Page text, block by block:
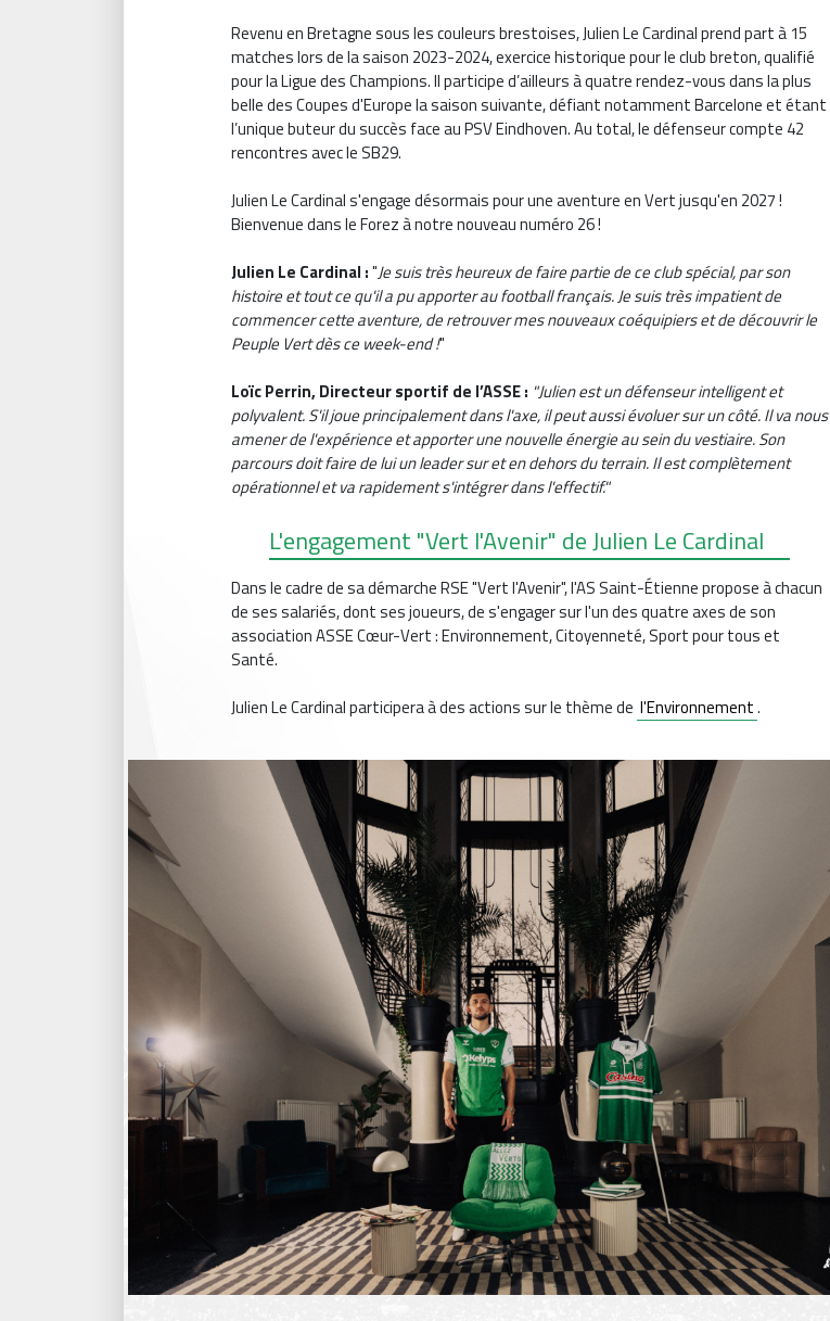
Revenu en Bretagne sous les couleurs brestoises, Julien Le Cardinal prend part à 15
matches lors de la saison 2023-2024, exercice historique pour le club breton, qualifié
pour la Ligue des Champions. Il participe d’ailleurs à quatre rendez-vous dans la plus
belle des Coupes d'Europe la saison suivante, défiant notamment Barcelone et étant
l’unique buteur du succès face au PSV Eindhoven. Au total, le défenseur compte 42
rencontres avec le SB29.
Julien Le Cardinal s'engage désormais pour une aventure en Vert jusqu'en 2027 !
Bienvenue dans le Forez à notre nouveau numéro 26 !
Julien Le Cardinal :"Je suis très heureux de faire partie de ce club spécial, par son
histoire et tout ce qu'il a pu apporter au football français. Je suis très impatient de
commencer cette aventure, de retrouver mes nouveaux coéquipiers et de découvrir le
Peuple Vert dès ce week-end !"
Loïc Perrin, Directeur sportif de l’ASSE : "Julien est un défenseur intelligent et
polyvalent. S'il joue principalement dans l'axe, il peut aussi évoluer sur un côté. Il va nous
amener de l'expérience et apporter une nouvelle énergie au sein du vestiaire. Son
parcours doit faire de lui un leader sur et en dehors du terrain. Il est complètement
opérationnel et va rapidement s'intégrer dans l'effectif."
L'engagement "Vert l'Avenir" de Julien Le Cardinal
Dans le cadre de sa démarche RSE "Vert l'Avenir", l'AS Saint-Étienne propose à chacun
de ses salariés, dont ses joueurs, de s'engager sur l'un des quatre axes de son
association ASSE Cœur-Vert : Environnement, Citoyenneté, Sport pour tous et
Santé.
Julien Le Cardinal participera à des actions sur le thème de l'Environnement.